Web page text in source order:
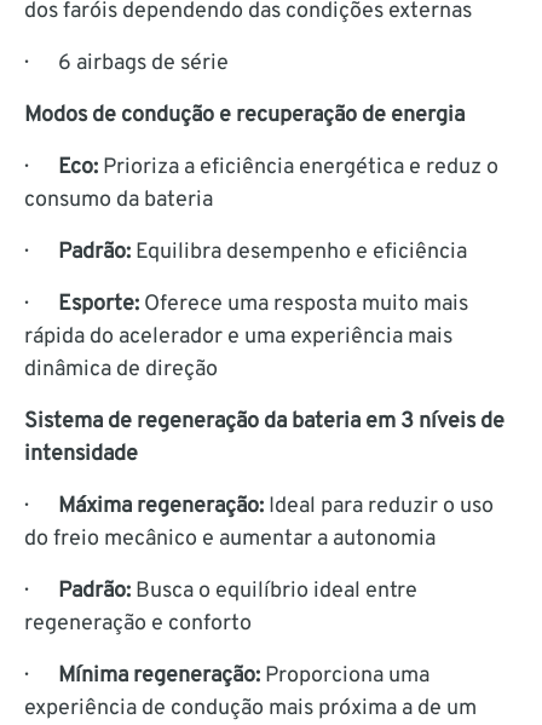
dos faróis dependendo das condições externas
· 6 airbags de série
Modos de condução e recuperação de energia
· Eco: Prioriza a eficiência energética e reduz o
consumo da bateria
· Padrão: Equilibra desempenho e eficiência
· Esporte: Oferece uma resposta muito mais
rápida do acelerador e uma experiência mais
dinâmica de direção
Sistema de regeneração da bateria em 3 níveis de
intensidade
· Máxima regeneração: Ideal para reduzir o uso
do freio mecânico e aumentar a autonomia
· Padrão: Busca o equilíbrio ideal entre
regeneração e conforto
· Mínima regeneração: Proporciona uma
experiência de condução mais próxima a de um